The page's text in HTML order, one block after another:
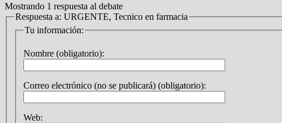
Mostrando 1 respuesta al debate
Respuesta a: URGENTE, Tecnico en farmacia
Tu información:
Nombre (obligatorio):
Correo electrónico (no se publicará) (obligatorio):
Web: